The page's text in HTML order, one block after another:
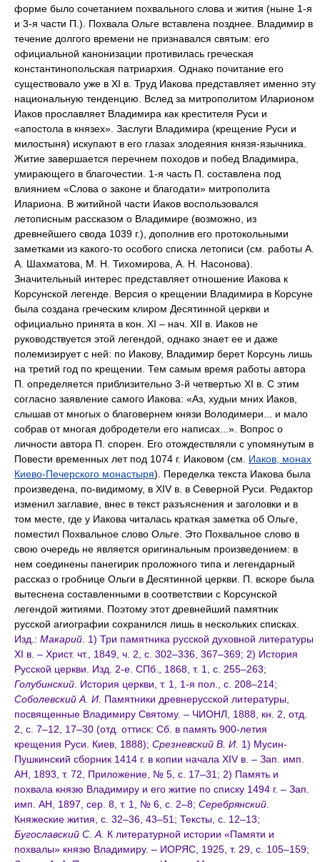
форме было сочетанием похвального слова и жития (ныне 1-я
и 3-я части П.). Похвала Ольге вставлена позднее. Владимир в
течение долгого времени не признавался святым: его
официальной канонизации противилась греческая
константинопольская патриархия. Однако почитание его
существовало уже в XI в. Труд Иакова представляет именно эту
национальную тенденцию. Вслед за митрополитом Иларионом
Иаков прославляет Владимира как крестителя Руси и
«апостола в князех». Заслуги Владимира (крещение Руси и
милостыня) искупают в его глазах злодеяния князя-язычника.
Житие завершается перечнем походов и побед Владимира,
умирающего в благочестии. 1-я часть П. составлена под
влиянием «Слова о законе и благодати» митрополита
Илариона. В житийной части Иаков воспользовался
летописным рассказом о Владимире (возможно, из
древнейшего свода 1039 г.), дополнив его протокольными
заметками из какого-то особого списка летописи (см. работы А.
А. Шахматова, М. Н. Тихомирова, А. Н. Насонова).
Значительный интерес представляет отношение Иакова к
Корсунской легенде. Версия о крещении Владимира в Корсуне
была создана греческим клиром Десятинной церкви и
официально принята в кон. XI – нач. XII в. Иаков не
руководствуется этой легендой, однако знает ее и даже
полемизирует с ней: по Иакову, Владимир берет Корсунь лишь
на третий год по крещении. Тем самым время работы автора
П. определяется приблизительно 3-й четвертью XI в. С этим
согласно заявление самого Иакова: «Аз, худыи мних Иаков,
слышав от многых о благовернем князи Володимери... и мало
собрав от многая добродетели его написах...». Вопрос о
личности автора П. спорен. Его отождествляли с упомянутым в
Повести временных лет под 1074 г. Иаковом (см. Иаков, монах
Киево-Печерского монастыря). Переделка текста Иакова была
произведена, по-видимому, в XIV в. в Северной Руси. Редактор
изменил заглавие, внес в текст разъяснения и заголовки и в
том месте, где у Иакова читалась краткая заметка об Ольге,
поместил Похвальное слово Ольге. Это Похвальное слово в
свою очередь не является оригинальным произведением: в
нем соединены панегирик проложного типа и легендарный
рассказ о гробнице Ольги в Десятинной церкви. П. вскоре была
вытеснена составленными в соответствии с Корсунской
легендой житиями. Поэтому этот древнейший памятник
русской агиографии сохранился лишь в нескольких списках.
Изд.: Макарий . 1) Три памятника русской духовной литературы
XI в. – Христ. чт., 1849, ч. 2, с. 302–336, 367–369; 2) История
Русской церкви. Изд. 2-е. СПб., 1868, т. 1, с. 255–263;
Голубинский . История церкви, т. 1, 1-я пол., с. 208–214;
Соболевский А. И. Памятники древнерусской литературы,
посвященные Владимиру Святому. – ЧИОНЛ, 1888, кн. 2, отд.
2, с. 7–12, 17–30 (отд. оттиск: Сб. в память 900-летия
крещения Руси. Киев, 1888); Срезневский В. И. 1) Мусин-
Пушкинский сборник 1414 г. в копии начала XIV в. – Зап. имп.
АН, 1893, т. 72, Приложение, № 5, с. 17–31; 2) Память и
похвала князю Владимиру и его житие по списку 1494 г. – Зап.
имп. АН, 1897, сер. 8, т. 1, № 6, с. 2–8; Серебрянский
Княжеские жития, с. 32–36, 43–51; Тексты, с. 12–13;
Бугославский С. А. К литературной истории «Памяти и
похвалы» князю Владимиру. – ИОРЯС, 1925, т. 29, с. 105–159;